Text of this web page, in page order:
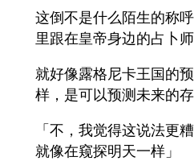
这倒不是什么陌生的称
里跟在皇帝身边的占卜
就好像露格尼卡王国的
样，是可以预测未来的存
「不，我觉得这说法更
就像在窥探明天一样」